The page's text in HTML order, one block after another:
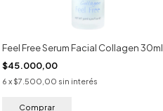
Feel Free Serum Facial Collagen 30ml
$45.000,00
6 x $7.500,00 sin interés